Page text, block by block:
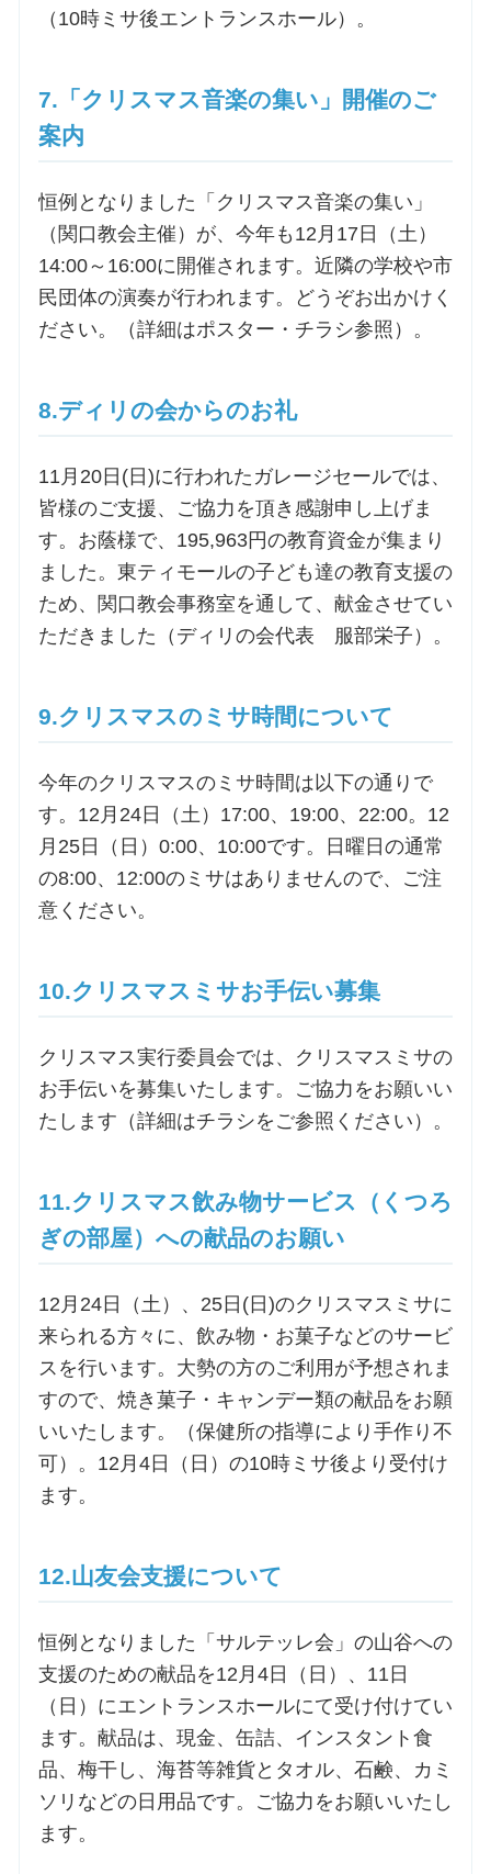
（10時ミサ後エントランスホール）。
7.「クリスマス音楽の集い」開催のご
案内
恒例となりました「クリスマス音楽の集い」
（関口教会主催）が、今年も12月17日（土）
14:00～16:00に開催されます。近隣の学校や市
民団体の演奏が行われます。どうぞお出かけく
ださい。（詳細はポスター・チラシ参照）。
8.ディリの会からのお礼
11月20日(日)に行われたガレージセールでは、
皆様のご支援、ご協力を頂き感謝申し上げま
す。お蔭様で、195,963円の教育資金が集まり
ました。東ティモールの子ども達の教育支援の
ため、関口教会事務室を通して、献金させてい
ただきました（ディリの会代表 服部栄子）。
9.クリスマスのミサ時間について
今年のクリスマスのミサ時間は以下の通りで
す。12月24日（土）17:00、19:00、22:00。12
月25日（日）0:00、10:00です。日曜日の通常
の8:00、12:00のミサはありませんので、ご注
意ください。
10.クリスマスミサお手伝い募集
クリスマス実行委員会では、クリスマスミサの
お手伝いを募集いたします。ご協力をお願いい
たします（詳細はチラシをご参照ください）。
11.クリスマス飲み物サービス（くつろ
ぎの部屋）への献品のお願い
12月24日（土）、25日(日)のクリスマスミサに
来られる方々に、飲み物・お菓子などのサービ
スを行います。大勢の方のご利用が予想されま
すので、焼き菓子・キャンデー類の献品をお願
いいたします。（保健所の指導により手作り不
可）。12月4日（日）の10時ミサ後より受付け
ます。
12.山友会支援について
恒例となりました「サルテッレ会」の山谷への
支援のための献品を12月4日（日）、11日
（日）にエントランスホールにて受け付けてい
ます。献品は、現金、缶詰、インスタント食
品、梅干し、海苔等雑貨とタオル、石鹸、カミ
ソリなどの日用品です。ご協力をお願いいたし
ます。